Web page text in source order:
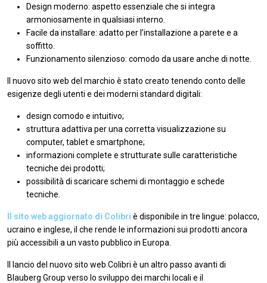
Design moderno: aspetto essenziale che si integra
armoniosamente in qualsiasi interno.
Facile da installare: adatto per l’installazione a parete e a
soffitto.
Funzionamento silenzioso: comodo da usare anche di notte.
Il nuovo sito web del marchio è stato creato tenendo conto delle
esigenze degli utenti e dei moderni standard digitali:
design comodo e intuitivo;
struttura adattiva per una corretta visualizzazione su
computer, tablet e smartphone;
informazioni complete e strutturate sulle caratteristiche
tecniche dei prodotti;
possibilità di scaricare schemi di montaggio e schede
tecniche.
Il sito web aggiornato di Colibri è disponibile in tre lingue: polacco,
ucraino e inglese, il che rende le informazioni sui prodotti ancora
più accessibili a un vasto pubblico in Europa.
Il lancio del nuovo sito web Colibri è un altro passo avanti di
Blauberg Group verso lo sviluppo dei marchi locali e il